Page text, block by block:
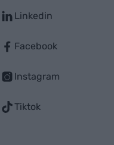
Linkedin
Facebook
Instagram
Tiktok